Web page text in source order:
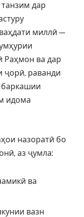
дар
миллӣ —
Раҳмон ва дар
ҷорӣ, раванди
баркашии
идома
назоратӣ бо
аз ҷумла:
ва
вазн